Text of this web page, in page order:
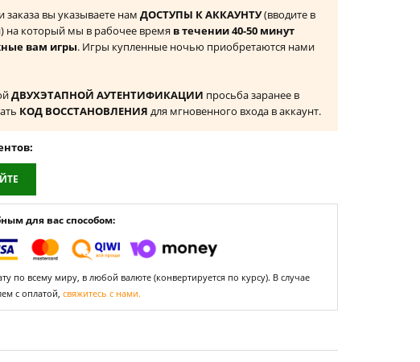
вы указываете нам ДОСТУПЫ К АККАУНТУ(вводите в
на который мы в рабочее время в течении 40-50 минут
вам игры. Игры купленные ночью приобретаются нами
ДВУХЭТАПНОЙ АУТЕНТИФИКАЦИИ просьба заранее в
КОД ВОССТАНОВЛЕНИЯ для мгновенного входа в аккаунт.
для вас способом:
по всему миру, в любой валюте (конвертируется по курсу). В случае
с оплатой, свяжитесь с нами.